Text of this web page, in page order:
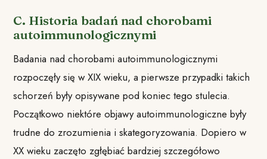
C. Historia badań nad chorobami
autoimmunologicznymi
Badania nad chorobami autoimmunologicznymi
rozpoczęły się w XIX wieku, a pierwsze przypadki takich
schorzeń były opisywane pod koniec tego stulecia.
Początkowo niektóre objawy autoimmunologiczne były
trudne do zrozumienia i skategoryzowania. Dopiero w
XX wieku zaczęto zgłębiać bardziej szczegółowo